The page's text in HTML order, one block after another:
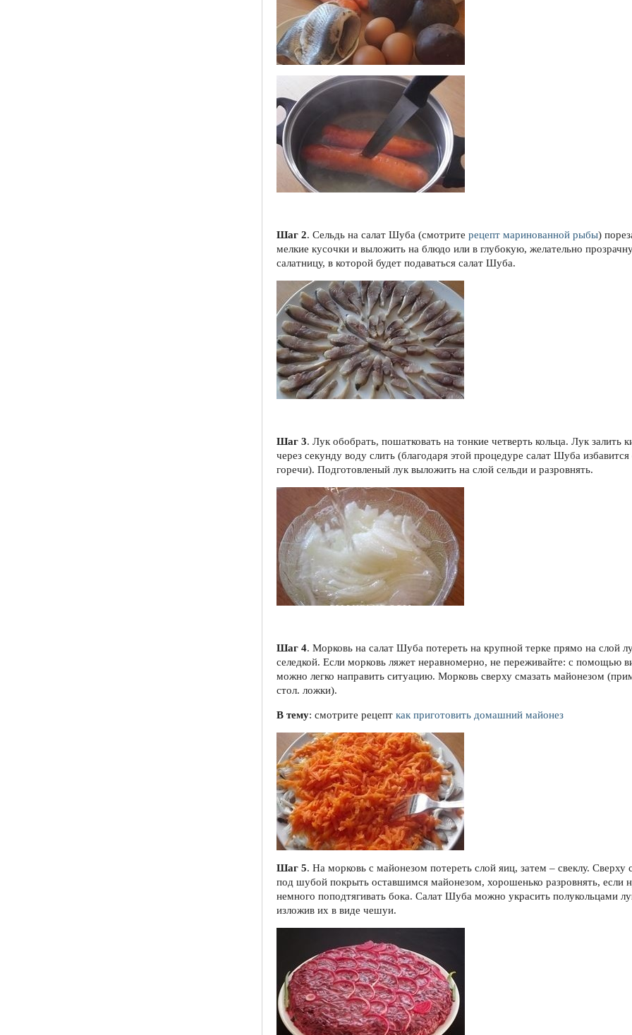
Шаг 2. Сельдь на салат Шуба (смотрите рецепт маринованной рыбы)
мелкие кусочки и выложить на блюдо или в глубокую, желательно
салатницу, в которой будет подаваться салат Шуба.
Шаг 3. Лук обобрать, пошатковать на тонкие четверть кольца. Лук залить
через секунду воду слить (благодаря этой процедуре салат Шуба избавится
горечи). Подготовленый лук выложить на слой сельди и разровнять.
Шаг 4. Морковь на салат Шуба потереть на крупной терке прямо на слой
селедкой. Если морковь ляжет неравномерно, не переживайте: с помощью
можно легко направить ситуацию. Морковь сверху смазать майонезом
стол. ложки).
В тему: смотрите рецепт как приготовить домашний майонез
Шаг 5. На морковь с майонезом потереть слой яиц, затем – свеклу. Сверху
под шубой покрыть оставшимся майонезом, хорошенько разровнять, если
немного поподтягивать бока. Салат Шуба можно украсить полукольцами
изложив их в виде чешуи.